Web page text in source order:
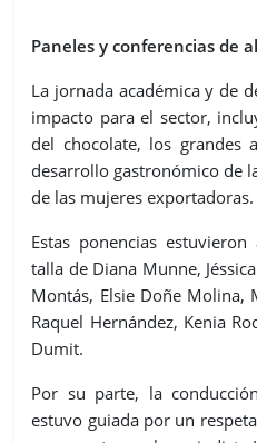
Paneles y conferencias de
La jornada académica y de
impacto para el sector,
del chocolate, los grandes
desarrollo gastronómico de
de las mujeres exportadoras.
Estas ponencias
talla de Diana Munne,
Montás, Elsie Doñe Molina,
Raquel Hernández, Kenia
Dumit.
Por su parte, la
estuvo guiada por un